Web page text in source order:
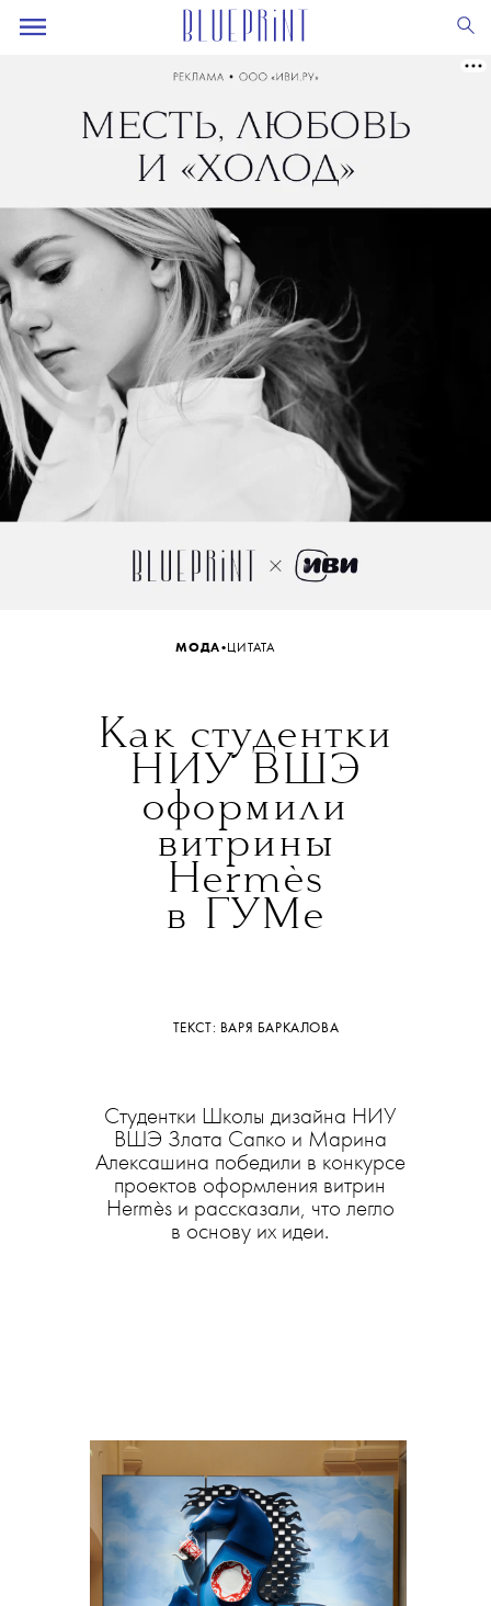
МОДА•ЦИТАТА
Как студентки
НИУ ВШЭ
оформили
витрины
Hermès
в ГУМе
ТЕКСТ: ВАРЯ БАРКАЛОВА
Студентки Школы дизайна НИУ
ВШЭ Злата Сапко и Марина
Алексашина победили в конкурсе
проектов оформления витрин
Hermès и рассказали, что легло
в основу их идеи.